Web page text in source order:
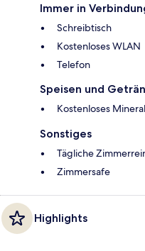
Immer in
Schreibtisch
Kostenloses WLAN
Telefon
Speisen und
Kostenloses
Sonstiges
Tägliche
Zimmersafe
Highlights